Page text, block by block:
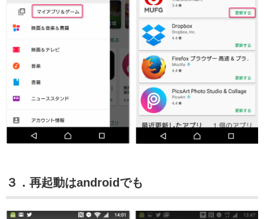
３．再起動はandroidでも